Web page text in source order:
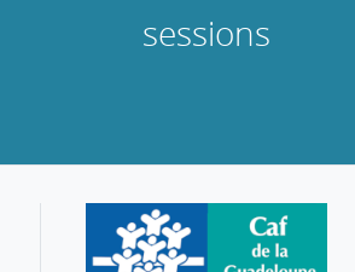
sessions